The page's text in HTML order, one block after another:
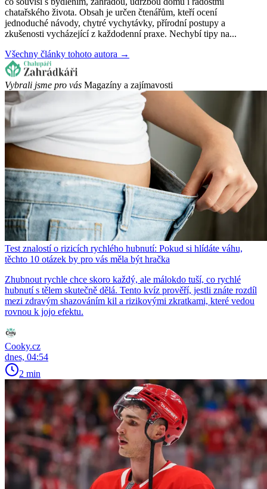
chatařského života. Obsah je určen čtenářům, kteří ocení
jednoduché návody, chytré vychytávky, přírodní postupy a
zkušenosti vycházející z každodenní praxe. Nechybí tipy na...
Všechny články tohoto autora →
Vybrali jsme pro vás Magazíny a zajímavosti
Test znalostí o rizicích rychlého hubnutí: Pokud si hlídáte váhu,
těchto 10 otázek by pro vás měla být hračka
Zhubnout rychle chce skoro každý, ale málokdo tuší, co rychlé
hubnutí s tělem skutečně dělá. Tento kvíz prověří, jestli znáte rozdíl
mezi zdravým shazováním kil a rizikovými zkratkami, které vedou
rovnou k jojo efektu.
Cooky.cz
dnes, 04:54
2 min